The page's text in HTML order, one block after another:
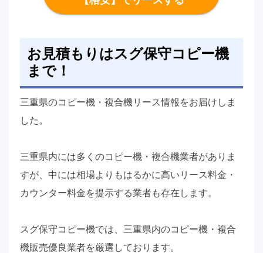
お見積もりはスグ保守コピー機
まで！
三重県のコピー機・複合機リース情報をお届けしま
した。
三重県内には多くのコピー機・複合機業者がありま
すが、中には相場よりもはるかに高いリース料金・
カウンター料金を提示する業者も存在します。
スグ保守コピー機では、三重県内のコピー機・複合
機販売優良業者を厳選しております。